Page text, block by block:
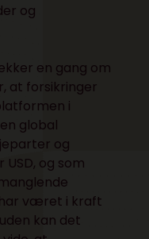
og
en gang om
, at forsikringer
i
global
og
og som
været i kraft
kan det